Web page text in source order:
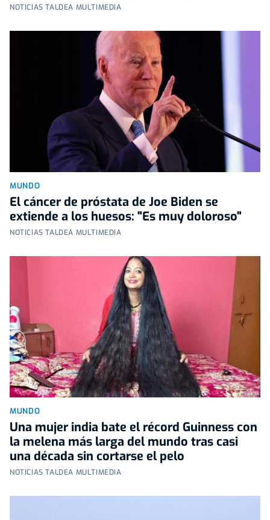
NOTICIAS TALDEA MULTIMEDIA
MUNDO
El cáncer de próstata de Joe Biden se
extiende a los huesos: "Es muy doloroso"
NOTICIAS TALDEA MULTIMEDIA
MUNDO
Una mujer india bate el récord Guinness con
la melena más larga del mundo tras casi
una década sin cortarse el pelo
NOTICIAS TALDEA MULTIMEDIA